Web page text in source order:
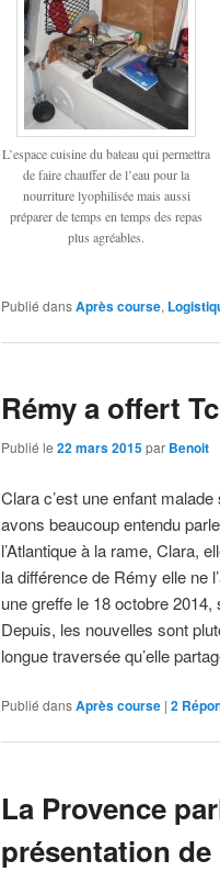
L’espace cuisine du bateau qui permettra
de faire chauffer de l’eau pour la
nourriture lyophilisée mais aussi
préparer de temps en temps des repas
plus agréables.
Publié dansAprès course,
Rémy a offert
Publié le 22 mars 2015par Benoit
Clara c’est une enfant
avons beaucoup entendu
l’Atlantique à la rame, Clara,
la différence de Rémy elle ne
une greffe le 18 octobre
Depuis, les nouvelles sont
longue traversée qu’elle
Publié dansAprès course | 2
La Provence
présentation de